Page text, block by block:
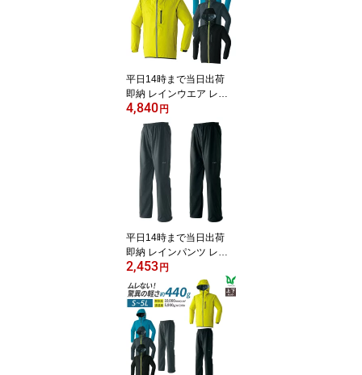
梅雨 豪雨 自転車 作業着
作業服 メンズ 撥水 防水
フード付き 耐水 透湿 As
ahicho 旭蝶 51029 5103
平日14時まで当日出荷
即納 レインウエア レイ
ンコート 梅雨対策 梅雨
豪雨 ゴルフ 中学生 高校
生 自転車 台風対策 作業
着 作業服 耐水 透湿 スト
レッチ パーカー Asahich
o 旭蝶繊維 0025 プリン
ト 反射プリント 雨合羽
カッパ 上着のみ 軽量 撥
水加工 ムレない
4,840円
平日14時まで当日出荷
即納 レインパンツ レイ
ンウェア 雨 梅雨対策 最
強防風 梅雨 豪雨 ゴルフ
学生 自転車 台風対策 耐
水 透湿 ストレッチ 撥水
Asahicho 旭蝶繊維 0026
2.5層ラミネートプリン
ト 反射プリント アジャ
スター 軽量 上着別売り
2,453円